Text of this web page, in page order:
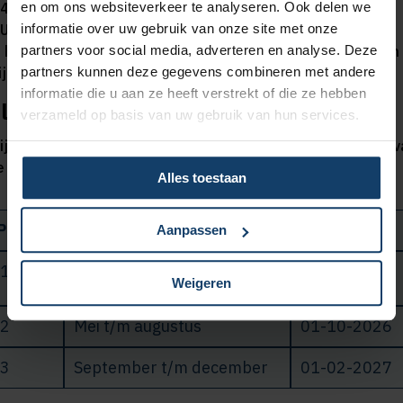
en om ons websiteverkeer te analyseren. Ook delen we
informatie over uw gebruik van onze site met onze
partners voor social media, adverteren en analyse. Deze
partners kunnen deze gegevens combineren met andere
informatie die u aan ze heeft verstrekt of die ze hebben
verzameld op basis van uw gebruik van hun services.
Alles toestaan
Aanpassen
Weigeren
47474747_2026_1_A.
Upload het format in deNalevingsmodule van Vecozo
het format foutief of onvolledig ingevuld, dan heropenen
de nalevingsmodule.
hanteren deze deadlines voor het uiterlijk verstrekken
declaraties en prognosecijfers:
Zorgrealisatie en prognose
Mei t/m augustus
01-10-2026
September t/m december 01-02-2027